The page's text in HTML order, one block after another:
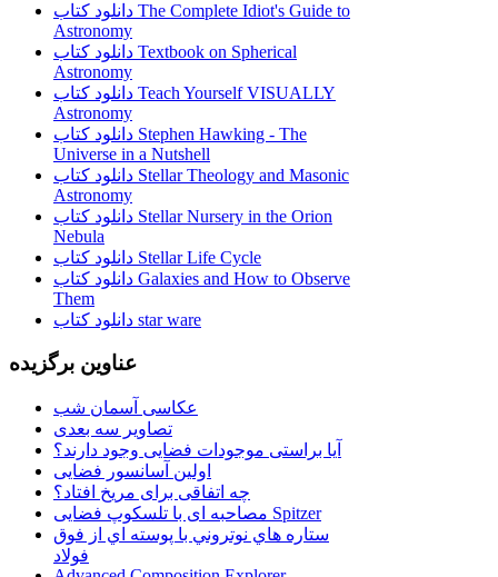
دانلود کتاب The Complete Idiot's Guide to
Astronomy
دانلود کتاب Textbook on Spherical
Astronomy
دانلود کتاب Teach Yourself VISUALLY
Astronomy
دانلود کتاب Stephen Hawking - The
Universe in a Nutshell
دانلود کتاب Stellar Theology and Masonic
Astronomy
دانلود کتاب Stellar Nursery in the Orion
Nebula
دانلود کتاب Stellar Life Cycle
دانلود کتاب Galaxies and How to Observe
Them
دانلود کتاب star ware
عناوین برگزیده
عکاسی آسمان شب
تصاویر سه بعدی
آیا براستی موجودات فضایی وجود دارند؟
اولین آسانسور فضایی
چه اتفاقی برای مریخ افتاد؟
مصاحبه ای با تلسکوپ فضایی Spitzer
ستاره هاي نوتروني با پوسته اي از فوق
فولاد